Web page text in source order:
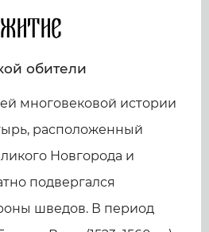
Житие
обители
многовековой истории
расположенный
Новгорода и
подвергался
шведов. В период